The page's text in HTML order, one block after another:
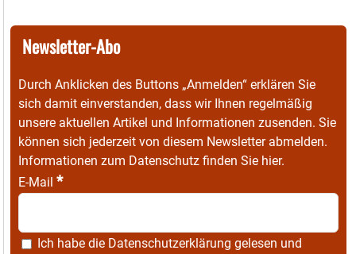
Newsletter-Abo
Durch Anklicken des Buttons „Anmelden“ erklären Sie
sich damit einverstanden, dass wir Ihnen regelmäßig
unsere aktuellen Artikel und Informationen zusenden. Sie
können sich jederzeit von diesem Newsletter abmelden.
Informationen zum Datenschutz finden Sie hier.
E-Mail *
Ich habe die Datenschutzerklärung gelesen und